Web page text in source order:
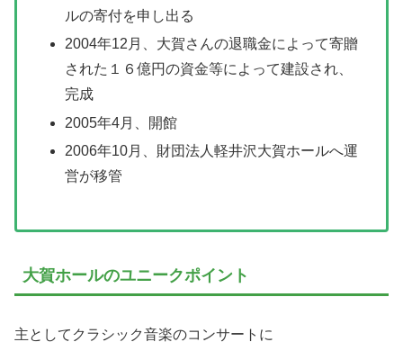
ルの寄付を申し出る
2004年12月、大賀さんの退職金によって寄贈
された１６億円の資金等によって建設され、
完成
2005年4月、開館
2006年10月、財団法人軽井沢大賀ホールへ運
営が移管
大賀ホールのユニークポイント
主としてクラシック音楽のコンサートに